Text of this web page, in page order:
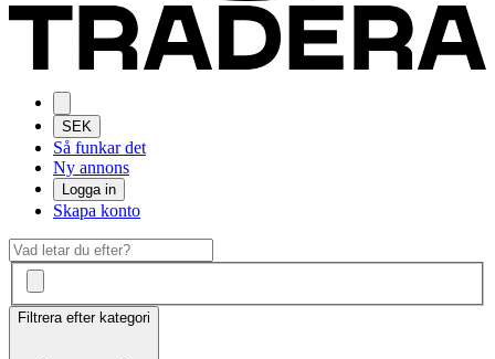
SEK
Så funkar det
Ny annons
Logga in
Skapa konto
Filtrera efter kategori